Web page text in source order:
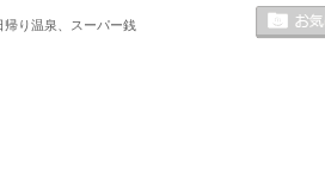
り温泉、スーパー銭